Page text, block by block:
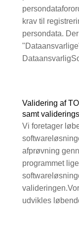
krav til
persondata.
Validering af
samt
Vi foretager
afprøvning
programmet
udvikles